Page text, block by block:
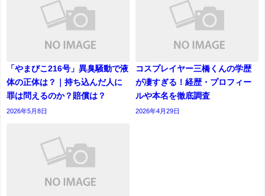
「やまびこ216号」異臭騒動で液
体の正体は？｜持ち込んだ人に
罪は問えるのか？賠償は？
2026年5月8日
コスプレイヤー三橋くんの学歴
が凄すぎる！経歴・プロフィー
ルや本名を徹底調査
2026年4月29日